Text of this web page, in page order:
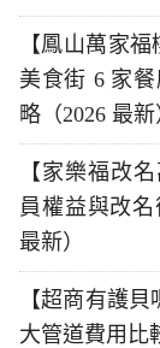
【鳳山萬家
美食街 6 家
略（2026 最新
【家樂福改
員權益與改
最新）
【超商有護
大管道費用比